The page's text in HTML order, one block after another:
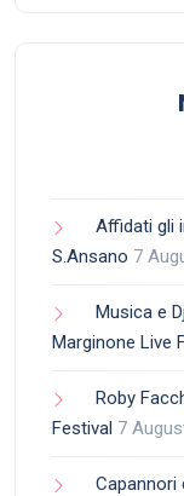
Affidati gli
S.Ansano 7
Musica e
Marginone Live
Roby
Festival 7
Capannori